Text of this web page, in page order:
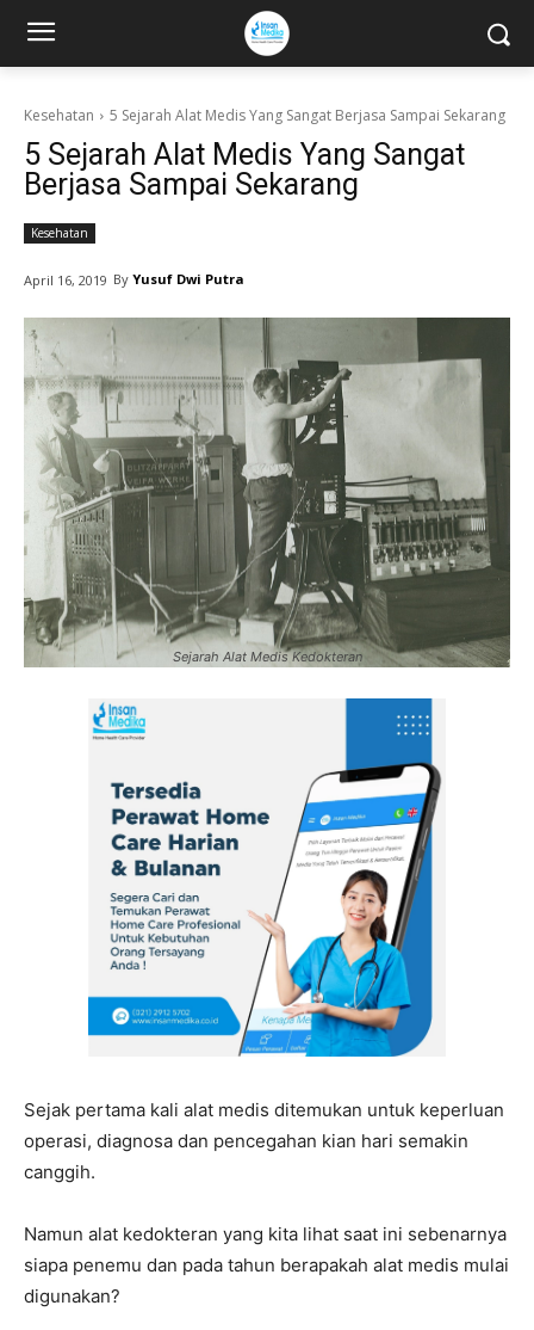
Kesehatan 5 Sejarah Alat Medis Yang Sangat Berjasa Sampai Sekarang
5 Sejarah Alat Medis Yang Sangat
Berjasa Sampai Sekarang
Kesehatan
April 16, 2019 By Yusuf Dwi Putra
Sejarah Alat Medis Kedokteran
Sejak pertama kali alat medis ditemukan untuk keperluan
operasi, diagnosa dan pencegahan kian hari semakin
canggih.
Namun alat kedokteran yang kita lihat saat ini sebenarnya
siapa penemu dan pada tahun berapakah alat medis mulai
digunakan?